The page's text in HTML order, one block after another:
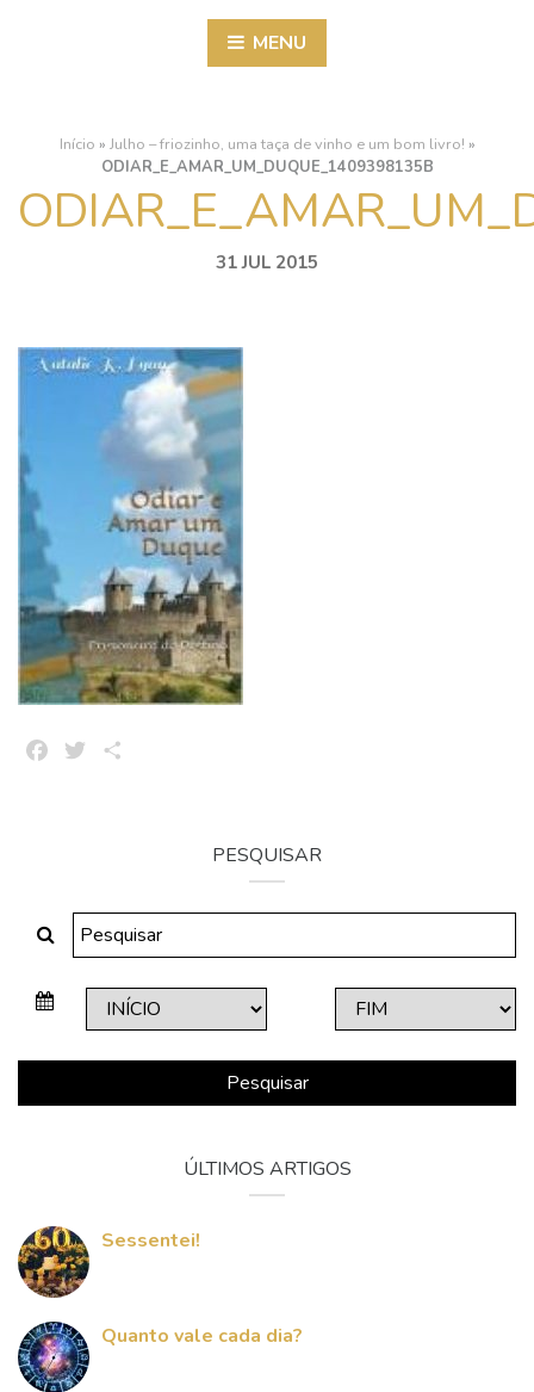
MENU
Início » Julho – friozinho, uma taça de vinho e um bom livro! »
ODIAR_E_AMAR_UM_DUQUE_1409398135B
31 JUL 2015
FacebookTwitter
PESQUISAR
Pesquisar
ÚLTIMOS ARTIGOS
Sessentei!
Quanto vale cada dia?